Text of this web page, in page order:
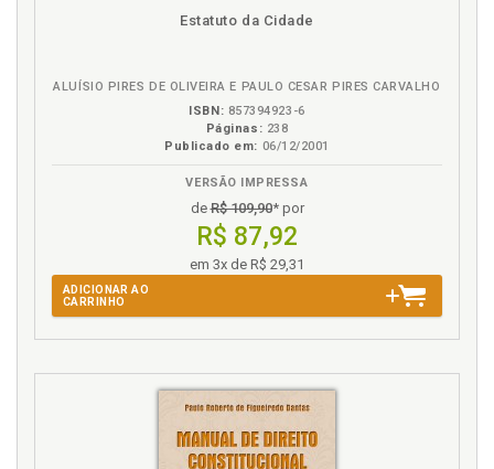
Disponível
páginas
Estatuto da Cidade
ALUÍSIO PIRES DE OLIVEIRA E PAULO CESAR PIRES CARVALHO
ISBN: 857394923-6
Páginas: 238
Publicado em: 06/12/2001
VERSÃO IMPRESSA
deR$ 109,90* por
R$ 87,92
em 3x de R$ 29,31
ADICIONAR AO
CARRINHO